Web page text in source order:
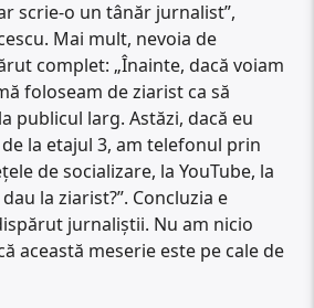
scrie-o un tânăr jurnalist”,
Mai mult, nevoia de
complet: „Înainte, dacă voiam
foloseam de ziarist ca să
publicul larg. Astăzi, dacă eu
la etajul 3, am telefonul prin
de socializare, la YouTube, la
la ziarist?”. Concluzia e
jurnaliștii. Nu am nicio
această meserie este pe cale de